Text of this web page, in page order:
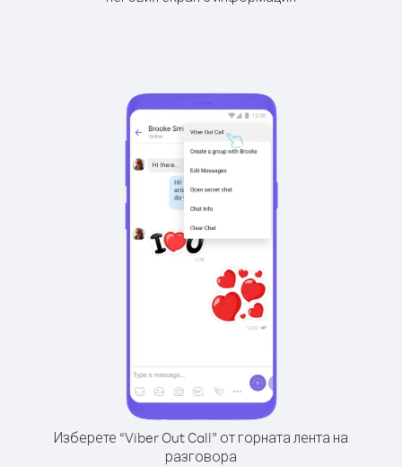
Изберете “Viber Out Call” от горната лента на
разговора